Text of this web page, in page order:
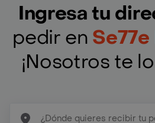
Ingresa tu
pedir en
¡Nosotros te